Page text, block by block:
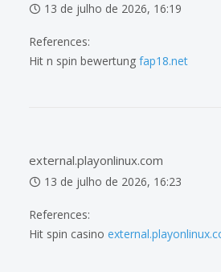
13 de julho de 2026, 16:19
References:
Hit n spin bewertung fap18.net
external.playonlinux.com
13 de julho de 2026, 16:23
References:
Hit spin casino